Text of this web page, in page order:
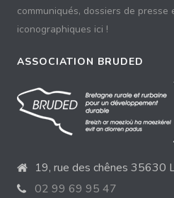
communiqués, dossiers de presse
iconographiques ici !
ASSOCIATION BRUDED
19, rue des chênes 35630
02 99 69 95 47